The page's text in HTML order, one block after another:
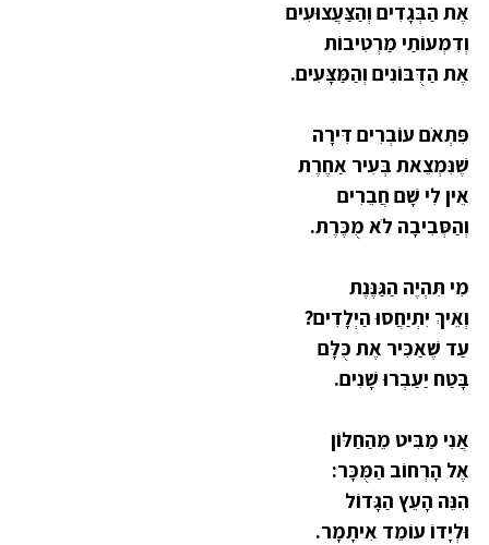
אֶת הַבְּגָדִים וְהַצַּעֲצוּעִים
וְדִמְעוֹתַי מַרְטִיבוֹת
אֶת הַדֻּבּוֹנִים וְהַמַּצָּעִים.
פִּתְאֹם עוֹבְרִים דִּירָה
שֶׁנִּמְצֵאת בְּעִיר אַחֶרֶת
אֵין לִי שָׁם חֲבֵרִים
וְהַסְּבִיבָה לֹא מֻכֶּרֶת.
מִי תִּהְיֶה הַגַּנֶּנֶת
וְאֵיךְ יִתְיַחֲסוּ הַיְלָדִים?
עַד שֶׁאַכִּיר אֶת כֻּלָּם
בָּטַח יַעַבְרוּ שָׁנִים.
אֲנִי מַבִּיט מֵהַחַלּוֹן
אֶל הָרְחוֹב הַמֻּכָּר:
הִנֵּה הָעֵץ הַגָּדוֹל
וּלְיָדוֹ עוֹמֵד אִיתָמָר.